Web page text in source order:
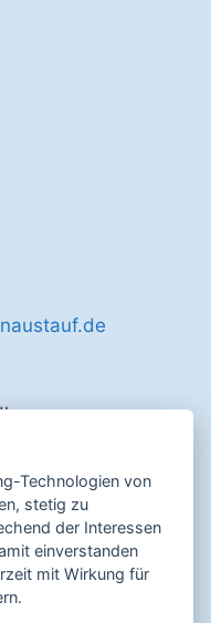
Technologien von
stetig zu
der Interessen
einverstanden
mit Wirkung für